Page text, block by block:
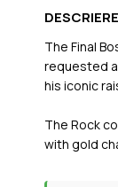
DESCRIERE
The Final
requested
his iconic
The Rock
with gold